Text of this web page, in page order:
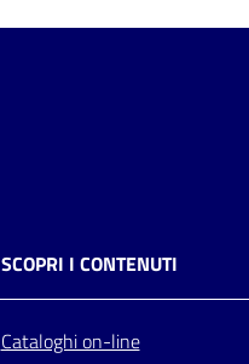
SCOPRI I CONTENUTI
Cataloghi on-line